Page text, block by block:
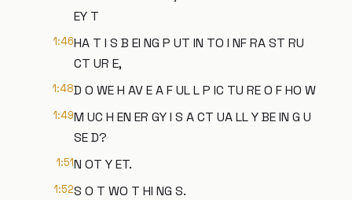
EY T
1:46HA T I S B EI NG P UT IN TO I NF RA ST RU
CT UR E,
1:48D O WE H AV E A F UL L P IC TU RE O F HO W
1:49M UC H EN ER GY I S A CT UA LL Y BE IN G U
SE D?
1:51N OT Y ET.
1:52S O T WO T HI NG S.